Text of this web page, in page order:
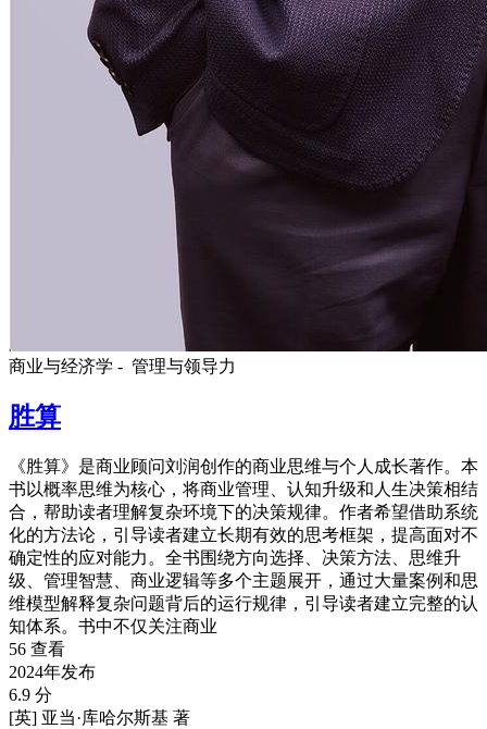
商业与经济学 - 管理与领导力
胜算
《胜算》是商业顾问刘润创作的商业思维与个人成长著作。本
书以概率思维为核心，将商业管理、认知升级和人生决策相结
合，帮助读者理解复杂环境下的决策规律。作者希望借助系统
化的方法论，引导读者建立长期有效的思考框架，提高面对不
确定性的应对能力。全书围绕方向选择、决策方法、思维升
级、管理智慧、商业逻辑等多个主题展开，通过大量案例和思
维模型解释复杂问题背后的运行规律，引导读者建立完整的认
知体系。书中不仅关注商业
56 查看
2024年发布
6.9 分
[英] 亚当·库哈尔斯基 著